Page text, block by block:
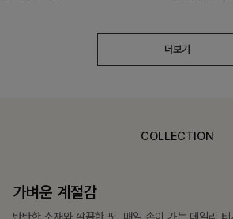
더보기
COLLECTION
가장 쉬운 코디
특별한 날부터 일상까지 함께하는 룩